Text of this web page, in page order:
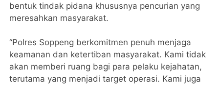
bentuk tindak pidana khususnya pencurian yang
meresahkan masyarakat.
“Polres Soppeng berkomitmen penuh menjaga
keamanan dan ketertiban masyarakat. Kami tidak
akan memberi ruang bagi para pelaku kejahatan,
terutama yang menjadi target operasi. Kami juga